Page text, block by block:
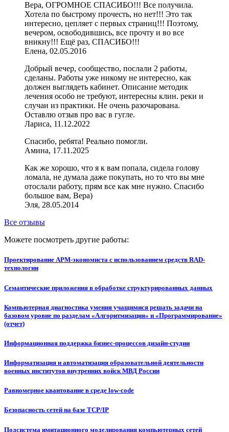
Вера, ОГРОМНОЕ СПАСИБО!!! Все получила.
Хотела по быстрому прочесть, но нет!!! Это так
интересно, цепляет с первых страниц!!! Поэтому,
вечером, освободившись, все прочту и во все
вникну!!! Ещё раз, СПАСИБО!!!
Елена, 02.05.2016
Добрый вечер, сообщество, послали 2 работы,
сделаны. Работы уже никому не интересно, как
должен выглядеть кабинет. Описание методик
лечения особо не требуют, интересны клин. реки и
случаи из практики. Не очень разочарована.
Оставлю отзыв про вас в гугле.
Лариса, 11.12.2022
Спасибо, ребята! Реально помогли.
Амина, 17.11.2025
Как же хорошо, что я к вам попала, сидела голову
ломала, не думала даже покупать, но то что вы мне
отослали работу, прям все как мне нужно. Спасибо
большое вам, Вера)
Эля, 28.05.2014
Все отзывы
Можете посмотреть другие работы:
Проектирование АРМ-экономиста с использованием средств RAD-
технологии
Семантические приложения в обработке структурированных данных
Компьютерная диагностика умения учащимися решать задачи на
базовом уровне по разделам «Алгоритмизация» и «Программирование»
(отчет)
Информационная поддержка бизнес-процессов дизайн-студии
Информатизация и автоматизация образовательной деятельности
военных институтов внутренних войск МВД России
Равномерное квантование в среде low-code
Безопасность сетей на базе TCP/IP
Подсистема имитационного моделирования компьютерных сетей